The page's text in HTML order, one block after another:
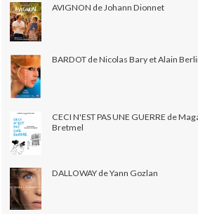
AVIGNON de Johann Dionnet
BARDOT de Nicolas Bary et Alain
CECI N'EST PAS UNE GUERRE de
Bretmel
DALLOWAY de Yann Gozlan